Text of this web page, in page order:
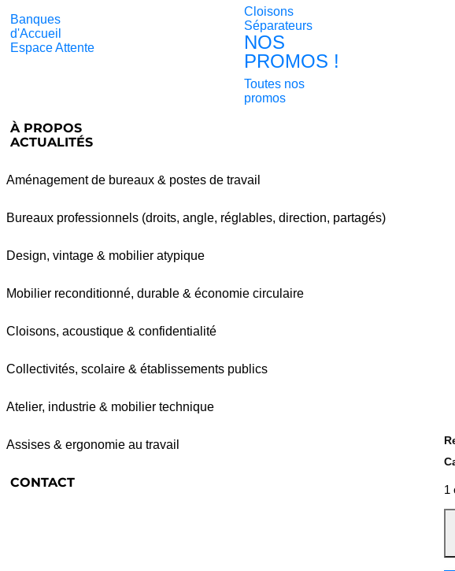
Banques
d'Accueil
Espace Attente
Cloisons
Séparateurs
NOS
PROMOS !
Toutes nos
promos
À PROPOS
ACTUALITÉS
Aménagement de bureaux & postes de travail
Bureaux professionnels (droits, angle, réglables, direction, partagés)
Design, vintage & mobilier atypique
Mobilier reconditionné, durable & économie circulaire
Cloisons, acoustique & confidentialité
Collectivités, scolaire & établissements publics
Atelier, industrie & mobilier technique
Assises & ergonomie au travail
CONTACT 1